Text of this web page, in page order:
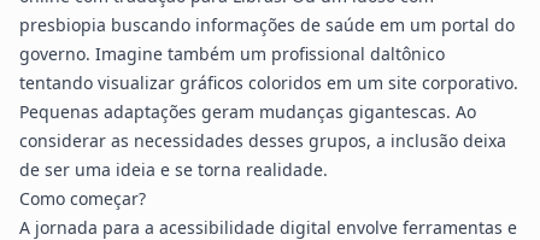
presbiopia buscando informações de saúde em um portal do
governo. Imagine também um profissional daltônico
tentando visualizar gráficos coloridos em um site corporativo.
Pequenas adaptações geram mudanças gigantescas. Ao
considerar as necessidades desses grupos, a inclusão deixa
de ser uma ideia e se torna realidade.
Como começar?
A jornada para a acessibilidade digital envolve ferramentas e